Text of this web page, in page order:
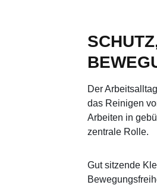
Der
das Reinigen
Arbeiten in
zentrale Rolle.
Gut sitzende